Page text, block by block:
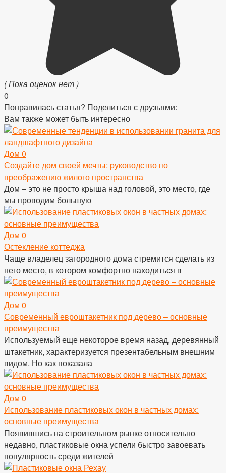
( Пока оценок нет )
0
Понравилась статья? Поделиться с друзьями:
Вам также может быть интересно
Дом 0
Создайте дом своей мечты: руководство по
преображению жилого пространства
Дом – это не просто крыша над головой, это место, где
мы проводим большую
Дом 0
Остекление коттеджа
Чаще владелец загородного дома стремится сделать из
него место, в котором комфортно находиться в
Дом 0
Современный евроштакетник под дерево – основные
преимущества
Используемый еще некоторое время назад, деревянный
штакетник, характеризуется презентабельным внешним
видом. Но как показала
Дом 0
Использование пластиковых окон в частных домах:
основные преимущества
Появившись на строительном рынке относительно
недавно, пластиковые окна успели быстро завоевать
популярность среди жителей